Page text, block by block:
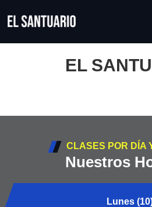
EL
CLASES POR DÍA
Nuestros
Lunes